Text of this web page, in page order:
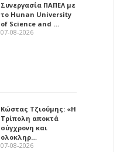
Συνεργασία ΠΑΠΕΛ με
το Hunan University
of Science and …
07-08-2026
Κώστας Τζιούμης: «Η
Τρίπολη αποκτά
σύγχρονη και
ολοκληρ…
07-08-2026